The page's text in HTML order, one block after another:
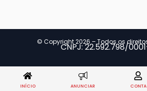
© Copyright 2026 – Todos os
CNPJ: 22.592.798/
INÍCIO ANUNCIAR CONTA